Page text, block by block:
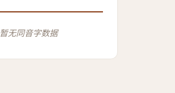
暂无同音字数据